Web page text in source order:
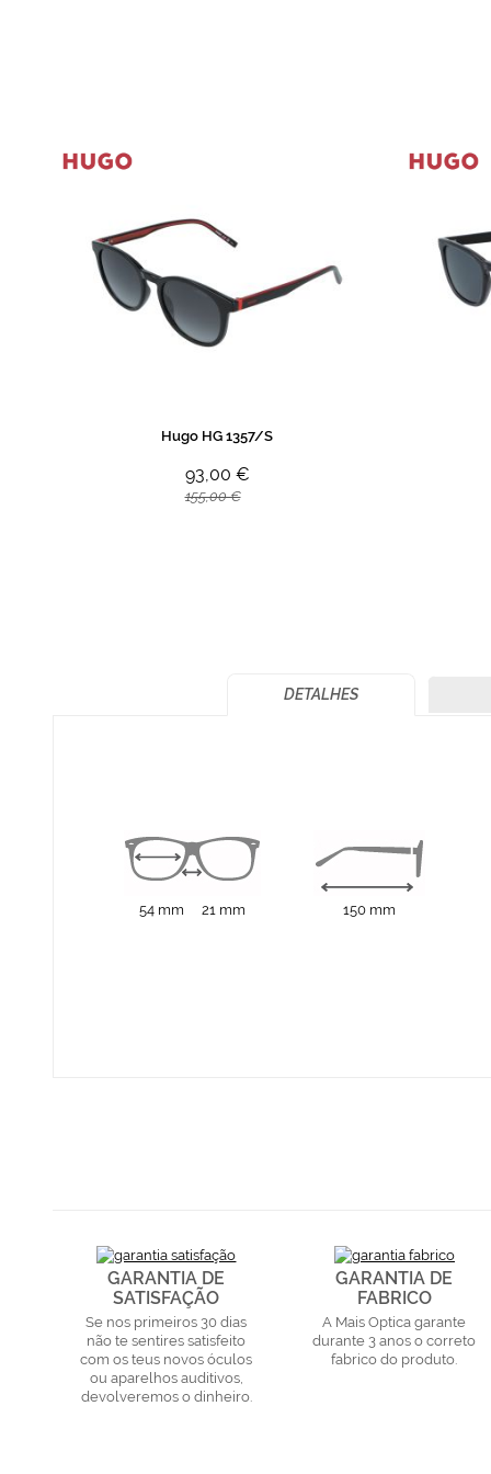
Hugo HG 1357/S
93,00 €
155,00 €
DETALHES
54 mm 21 mm 150 mm
GARANTIA DE
SATISFAÇÃO
Se nos primeiros 30 dias
não te sentires satisfeito
com os teus novos óculos
ou aparelhos auditivos,
devolveremos o dinheiro.
GARANTIA DE
FABRICO
A Mais Optica garante
durante 3 anos o correto
fabrico do produto.